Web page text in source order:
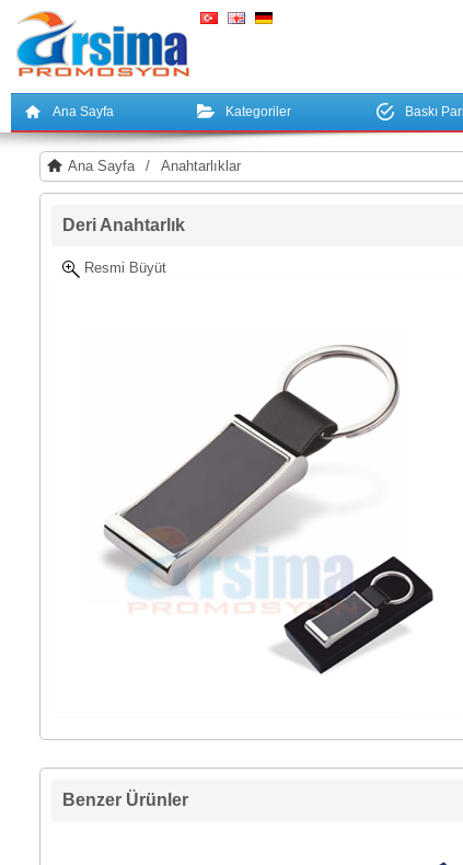
Ana Sayfa Kategoriler Baskı
Ana Sayfa / Anahtarlıklar
Deri Anahtarlık
Resmi Büyüt
Benzer Ürünler